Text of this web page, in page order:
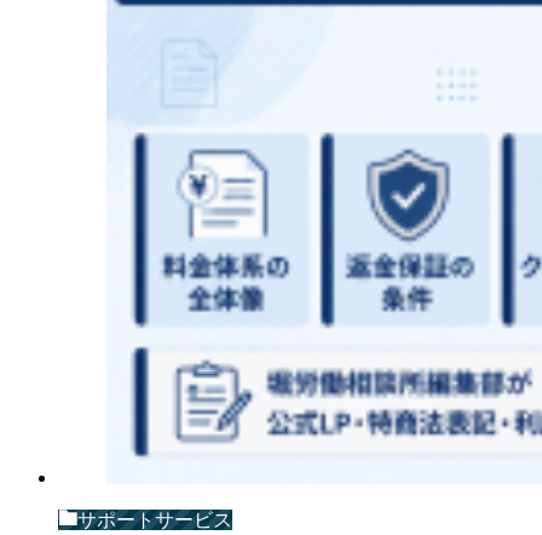
サポートサービス